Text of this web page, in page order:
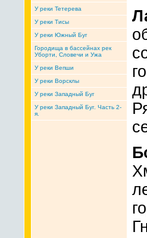
У реки Тетерева
У реки Тисы
У реки Южный Буг
Городища в бассейнах рек
Уборти, Словечи и Ужа
У реки Вепши
У реки Ворсклы
У реки Западный Буг
У реки Западный Буг. Часть 2-
я.